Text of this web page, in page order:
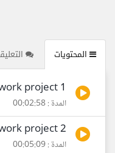
المحتويات
1 Laravel MVC framework project
المدة : 00:02:58
2 Laravel MVC framework project
المدة : 00:05:09